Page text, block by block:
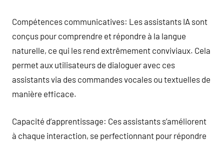
Compétences communicatives: Les assistants IA sont
conçus pour comprendre et répondre à la langue
naturelle, ce qui les rend extrêmement conviviaux. Cela
permet aux utilisateurs de dialoguer avec ces
assistants via des commandes vocales ou textuelles de
manière efficace.
Capacité d’apprentissage: Ces assistants s’améliorent
à chaque interaction, se perfectionnant pour répondre